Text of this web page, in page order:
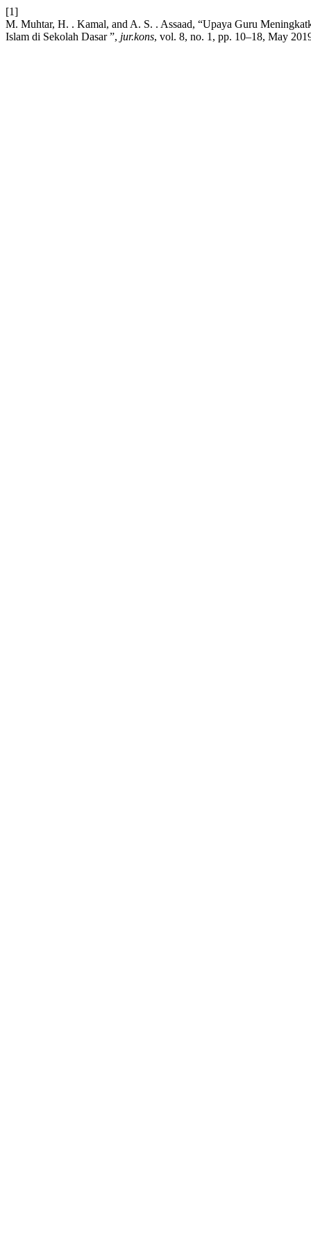
[1]
M. Muhtar, H. . Kamal, and A. S. . Assaad, “Upaya Guru
Islam di Sekolah Dasar ”, jur.kons, vol. 8, no. 1, pp. 10–18, May